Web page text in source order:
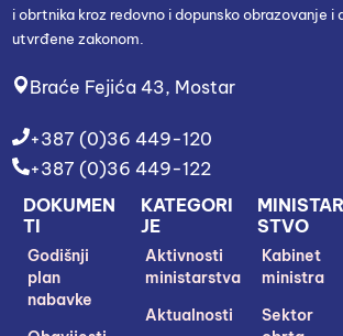
i obrtnika kroz redovno i dopunsko obrazovanje i
utvrđene zakonom.
Braće Fejića 43, Mostar
+387 (0)36 449-120
+387 (0)36 449-122
MINISTAR
STVO
Kabinet
ministra
Sektor
KATEGORI
JE
Aktivnosti
ministarstva
Aktualnosti
DOKUMEN
TI
Godišnji
plan
nabavke